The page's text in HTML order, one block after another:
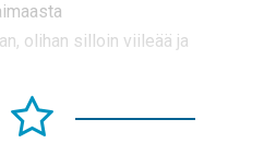
olihan silloin viileää ja